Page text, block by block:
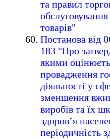
та правил
товарів"
Постанова від
183 "Про
якими
провадження
діяльності у
зменшення
виробів та їх
здоров’я
періодичність